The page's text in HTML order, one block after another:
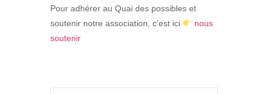
Pour adhérer au Quai des possibles et
soutenir notre association, c’est ici
nous
soutenir